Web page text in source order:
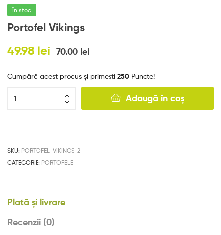
s
În stoc
Portofel Vikings
70.00lei
49.98 lei
Cumpără acest produs și primești 250 Puncte!
Adaugă în coș
SKU: PORTOFEL-VIKINGS-2
CATEGORIE: PORTOFELE
Plată și livrare
Recenzii (0)